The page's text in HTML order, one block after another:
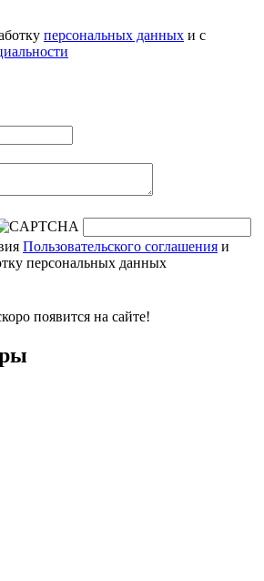
персональных данных и с
Пользовательского соглашения и
персональных данных
появится на сайте!